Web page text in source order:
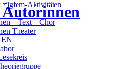
≠igfem-Aktivitäten
– Text – Chor
Theater